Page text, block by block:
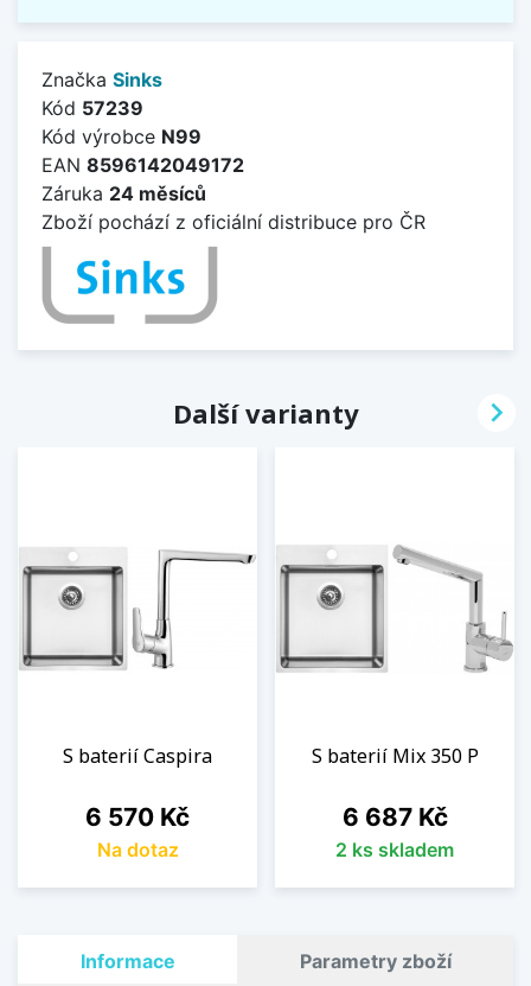
Značka Sinks
Kód 57239
Kód výrobce N99
EAN 8596142049172
Záruka 24 měsíců
Zboží pochází z oficiální distribuce pro ČR
Další varianty
S baterií Caspira
Cena
6 570 Kč
Na dotaz
S baterií Mix 350 P
Cena
6 687 Kč
2 ks skladem

Informace Parametry zboží